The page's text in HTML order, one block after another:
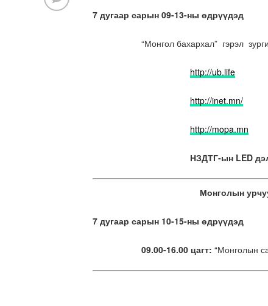
7 дугаар сарын 09-13-ны өдрүүдэд
“Монгол бахархал” гэрэл
http://ub.life
http://inet.mn/
http://mopa.mn
НЗДТГ-ын LED
Монголын
7 дугаар сарын 10-15-ны өдрүүдэд
09.00-16.00 цагт: “Монголын